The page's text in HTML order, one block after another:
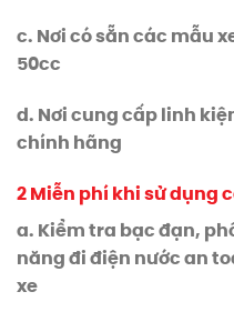
c. Nơi có sẵn các mẫu
50cc
d. Nơi cung cấp linh
chính hãng
2 Miễn phí khi sử dụng
a. Kiểm tra bạc đạn,
năng đi điện nước an
xe